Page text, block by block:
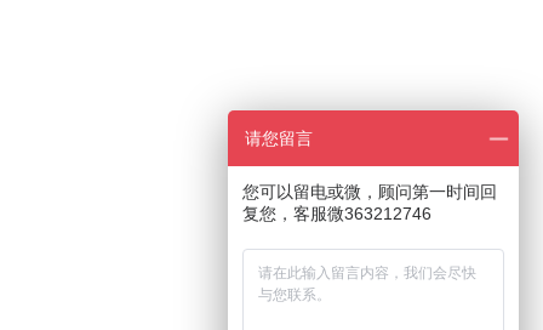
请您留言
您可以留电或微，顾问第一时间回
复您，客服微363212746